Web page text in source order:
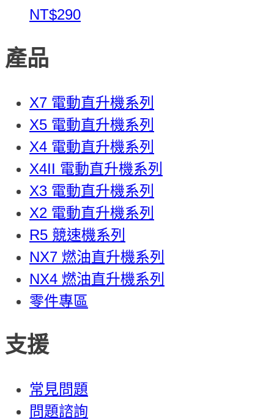
NT$290
產品
X7 電動直升機系列
X5 電動直升機系列
X4 電動直升機系列
X4II 電動直升機系列
X3 電動直升機系列
X2 電動直升機系列
R5 競速機系列
NX7 燃油直升機系列
NX4 燃油直升機系列
零件專區
支援
常見問題
問題諮詢